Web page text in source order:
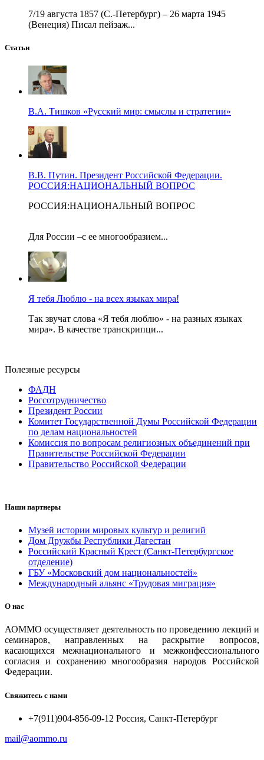
7/19 августа 1857 (С.-Петербург) – 26 марта 1945
(Венеция) Писал пейзаж...
Статьи
В.А. Тишков «Русский мир: смыслы и стратегии»
В.В. Путин. Президент Российской Федерации.
РОССИЯ:НАЦИОНАЛЬНЫЙ ВОПРОС
РОССИЯ:НАЦИОНАЛЬНЫЙ ВОПРОС
Для России –с ее многообразием...
Я тебя Люблю - на всех языках мира!
Так звучат слова «Я тебя люблю» - на разных языках
мира». В качестве транскрипци...
Полезные ресурсы
ФАДН
Россотрудничество
Президент России
Комитет Государственной Думы Российской Федерации
по делам национальностей
Комиссия по вопросам религиозных объединений при
Правительстве Российской Федерации
Правительство Российской Федерации
Наши партнеры
Музей истории мировых культур и религий
Дом Дружбы Республики Дагестан
Российский Красный Крест (Санкт-Петербургское
отделение)
ГБУ «Московский дом национальностей»
Международный альянс «Трудовая миграция»
О нас
АОММО осуществляет деятельность по проведению лекций и
семинаров, направленных на раскрытие вопросов,
касающихся межнационального и межконфессионального
согласия и сохранению многообразия народов Российской
Федерации.
Свяжитесь с нами
+7(911)904-856-09-12 Россия, Санкт-Петербург
mail@aommo.ru